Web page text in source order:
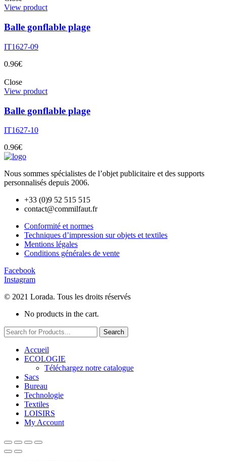
View product
Balle gonflable plage
IT1627-09
0.96€
Close
View product
Balle gonflable plage
IT1627-10
0.96€
Nous sommes spécialistes de l’objet publicitaire et des supports
personnalisés depuis 2006.
+33 (0)9 52 515 515
contact@commilfaut.fr
Conformité et normes
Techniques d’impression sur objets et textiles
Mentions légales
Conditions générales de vente
Facebook
Instagram
© 2021 Lorada. Tous les droits réservés
No products in the cart.
Search
Accueil
ECOLOGIE
Téléchargez notre catalogue
Sacs
Bureau
Technologie
Textiles
LOISIRS
My Account